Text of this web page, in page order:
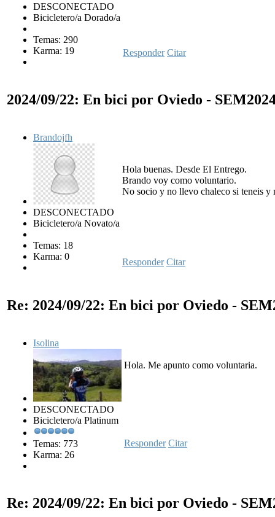
DESCONECTADO
Bicicletero/a Dorado/a
Temas: 290
Karma: 19
Responder Citar
2024/09/22: En bici por Oviedo -
Brandojfh
DESCONECTADO
Bicicletero/a Novato/a
Temas: 18
Karma: 0
Hola buenas. Desde El Entrego.
Brando voy como voluntario.
No socio y no llevo chaleco si teneis y
Responder Citar
Re: 2024/09/22: En bici por Oviedo -
Isolina
DESCONECTADO
Bicicletero/a Platinum
Temas: 773
Karma: 26
Hola. Me apunto como voluntaria.
Responder Citar
Re: 2024/09/22: En bici por Oviedo -